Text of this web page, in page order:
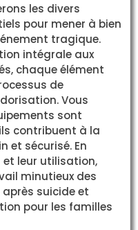
les divers
pour mener à bien
tragique.
intégrale aux
chaque élément
de
Vous
sont
contribuent à la
et sécurisé. En
et leur utilisation,
minutieux des
suicide et
pour les familles